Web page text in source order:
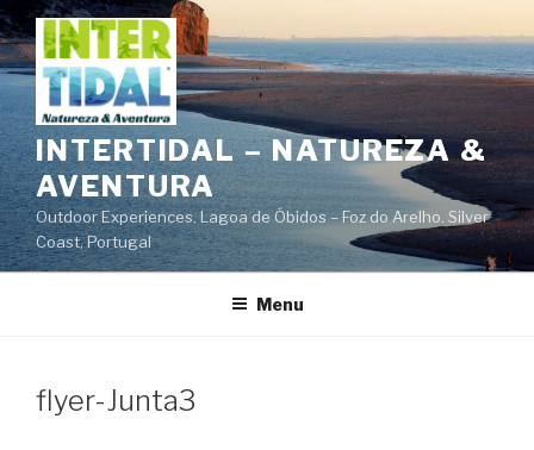
Saltar
para
o
conteúdo
INTERTIDAL – NATUREZA &
AVENTURA
Outdoor Experiences. Lagoa de Óbidos – Foz do Arelho. Silver
Coast, Portugal
Menu
flyer-Junta3